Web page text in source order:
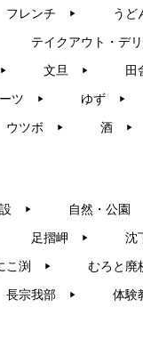
フレンチ ▶︎ うど
テイクアウト・デ
▶︎ 文旦 ▶︎ 田
ツ ▶︎ ゆず ▶︎
ウツボ ▶︎ 酒 ▶︎
▶︎ 自然・公園
足摺岬 ▶︎ 沈
こ渕 ▶︎ むろと廃
長宗我部 ▶︎ 体験